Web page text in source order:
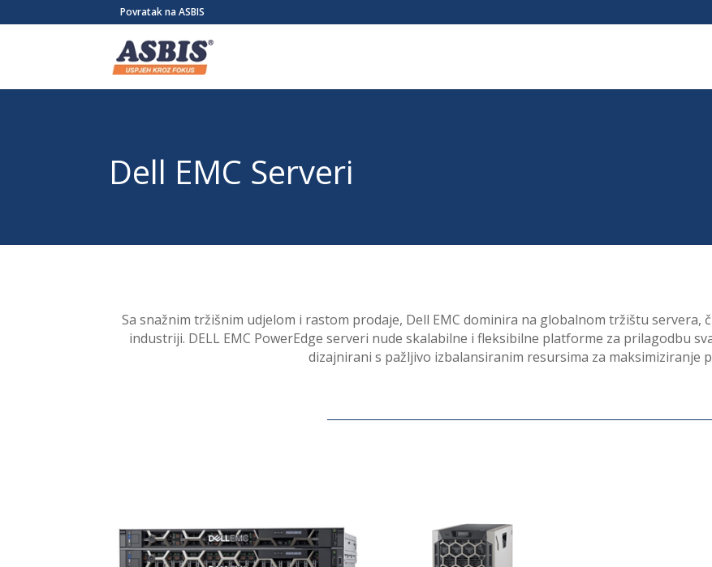
/* Link */ #et-secondary-nav .menu-item a{ position:relative; left:-955px; }
Povratak na ASBIS
Dell EMC Serveri
Sa snažnim tržišnim udjelom i rastom prodaje, Dell EMC dominira na globalnom tržištu servera,
industriji. DELL EMC PowerEdge serveri nude skalabilne i fleksibilne platforme za prilagodbu
dizajnirani s pažljivo izbalansiranim resursima za maksimiziranje